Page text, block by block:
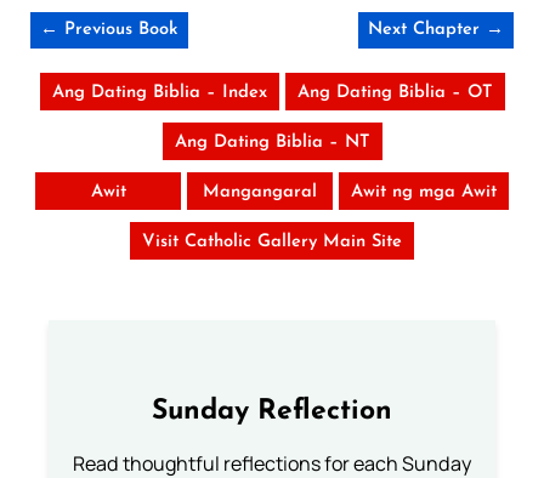
← Previous Book Next Chapter →
Ang Dating Biblia – Index Ang Dating Biblia – OT
Ang Dating Biblia – NT
Awit Mangangaral Awit ng mga Awit
Visit Catholic Gallery Main Site
Sunday Reflection
Read thoughtful reflections for each Sunday